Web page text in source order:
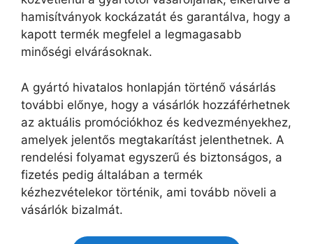
hamisítványok kockázatát és garantálva, hogy a
kapott termék megfelel a legmagasabb
minőségi elvárásoknak.
A gyártó hivatalos honlapján történő vásárlás
további előnye, hogy a vásárlók hozzáférhetnek
az aktuális promóciókhoz és kedvezményekhez,
amelyek jelentős megtakarítást jelenthetnek. A
rendelési folyamat egyszerű és biztonságos, a
fizetés pedig általában a termék
kézhezvételekor történik, ami tovább növeli a
vásárlók bizalmát.